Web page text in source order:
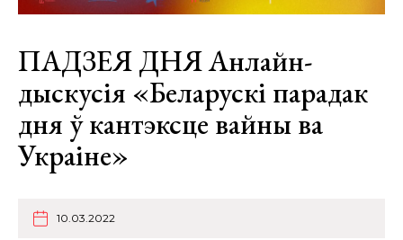
ПАДЗЕЯ ДНЯ Анлайн-
дыскусія «Беларускі парадак
дня ў кантэксце вайны ва
Украіне»
10.03.2022